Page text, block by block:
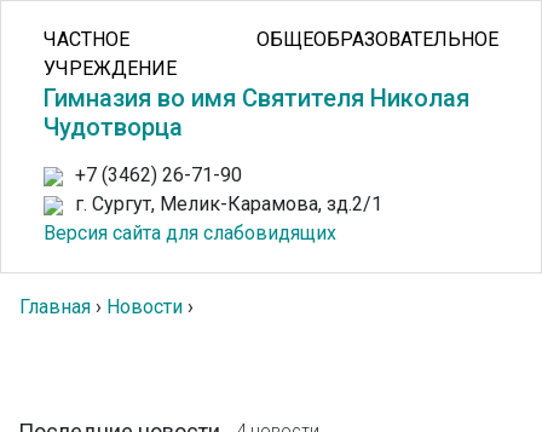
ЧАСТНОЕ ОБЩЕОБРАЗОВАТЕЛЬНОЕ
УЧРЕЖДЕНИЕ
Гимназия во имя Святителя Николая
Чудотворца
+7 (3462) 26-71-90
г. Сургут, Мелик-Карамова, зд.2/1
Версия сайта для слабовидящих
Главная › Новости ›